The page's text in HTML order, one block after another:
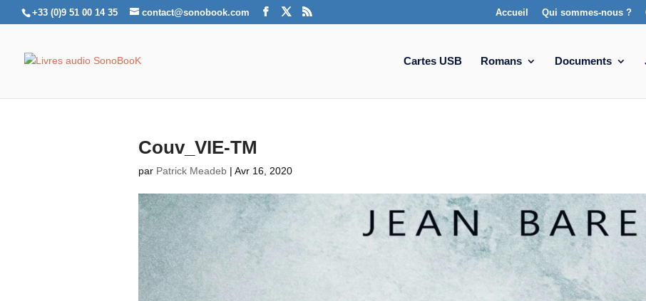
+33 (0)9 51 00 14 35 contact@sonobook.com Accueil Qui sommes-nous ?
Cartes USB Romans Documents
Couv_VIE-TM
par Patrick Meadeb| Avr 16, 2020